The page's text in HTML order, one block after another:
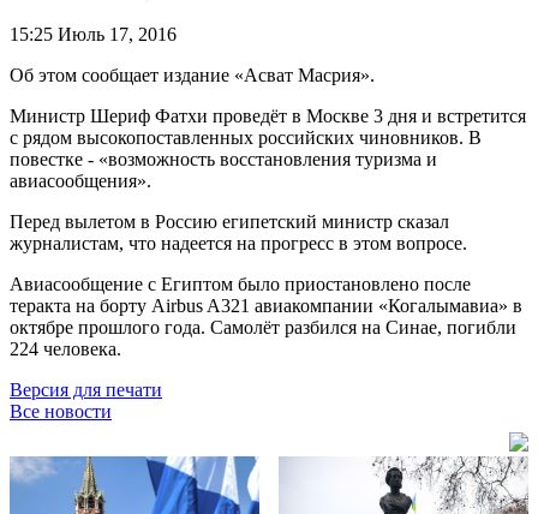
15:25 Июль 17, 2016
Об этом сообщает издание «Асват Масрия».
Министр Шериф Фатхи проведёт в Москве 3 дня и встретится
с рядом высокопоставленных российских чиновников. В
повестке - «возможность восстановления туризма и
авиасообщения».
Перед вылетом в Россию египетский министр сказал
журналистам, что надеется на прогресс в этом вопросе.
Авиасообщение с Египтом было приостановлено после
теракта на борту Airbus A321 авиакомпании «Когалымавиа» в
октябре прошлого года. Самолёт разбился на Синае, погибли
224 человека.
Версия для печати
Все новости